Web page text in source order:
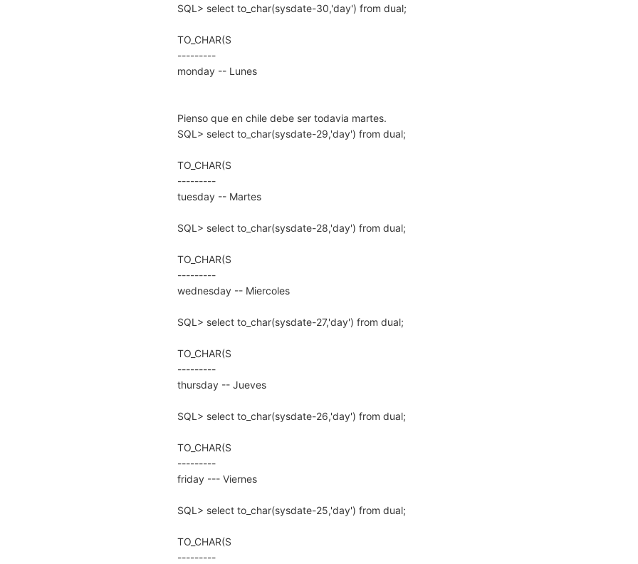
SQL> select to_char(sysdate-30,'day') from dual;
TO_CHAR(S
---------
monday -- Lunes
Pienso que en chile debe ser todavia martes.
SQL> select to_char(sysdate-29,'day') from dual;
TO_CHAR(S
---------
tuesday -- Martes
SQL> select to_char(sysdate-28,'day') from dual;
TO_CHAR(S
---------
wednesday -- Miercoles
SQL> select to_char(sysdate-27,'day') from dual;
TO_CHAR(S
---------
thursday -- Jueves
SQL> select to_char(sysdate-26,'day') from dual;
TO_CHAR(S
---------
friday --- Viernes
SQL> select to_char(sysdate-25,'day') from dual;
TO_CHAR(S
---------